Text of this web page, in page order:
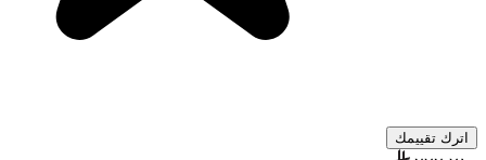
اترك تقييمك